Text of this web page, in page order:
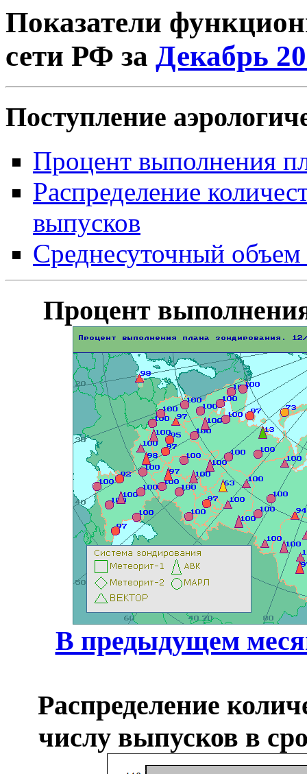
Показатели
сети РФ за Декабрь
Поступление
Процент выполнения
Распределение
выпусков
Среднесуточный
Процент
В предыдущем
Распределение
числу выпусков в